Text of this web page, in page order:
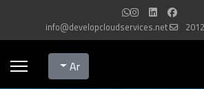
info@developcloudservices.net
Select your language
Ar